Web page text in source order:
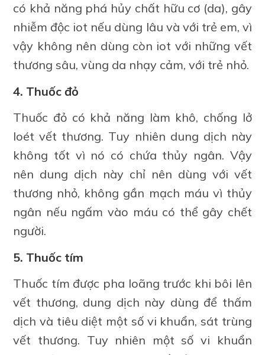
có khả năng phá hủy chất hữu cơ (da), gây
nhiễm độc iot nếu dùng lâu và với trẻ em, vì
vậy không nên dùng còn iot với những vết
thương sâu, vùng da nhạy cảm, với trẻ nhỏ.
4. Thuốc đỏ
Thuốc đỏ có khả năng làm khô, chống lở
loét vết thương. Tuy nhiên dung dịch này
không tốt vì nó có chứa thủy ngân. Vậy
nên dung dịch này chỉ nên dùng với vết
thương nhỏ, không gần mạch máu vì thủy
ngân nếu ngấm vào máu có thể gây chết
người.
5. Thuốc tím
Thuốc tím được pha loãng trước khi bôi lên
vết thương, dung dịch này dùng để thấm
dịch và tiêu diệt một số vi khuẩn, sát trùng
vết thương. Tuy nhiên một số vi khuẩn